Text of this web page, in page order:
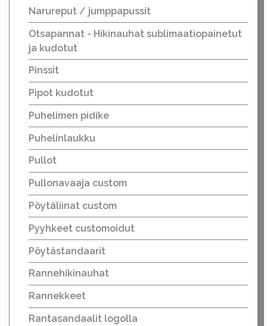
Narureput / jumppapussit
Otsapannat - Hikinauhat sublimaatiopainetut
ja kudotut
Pinssit
Pipot kudotut
Puhelimen pidike
Puhelinlaukku
Pullot
Pullonavaaja custom
Pöytäliinat custom
Pyyhkeet customoidut
Pöytästandaarit
Rannehikinauhat
Rannekkeet
Rantasandaalit logolla